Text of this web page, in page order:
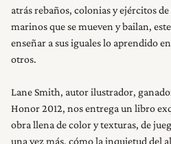
atrás rebaños, colonias y ejércitos de
marinos que se mueven y bailan,
enseñar a sus iguales lo aprendido
otros.
Lane Smith, autor ilustrador,
Honor 2012, nos entrega un libro
obra llena de color y texturas, de
una vez más, cómo la inquietud del